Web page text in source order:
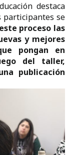
destaca
participantes se
este proceso las
y mejores
pongan en
del taller,
publicación